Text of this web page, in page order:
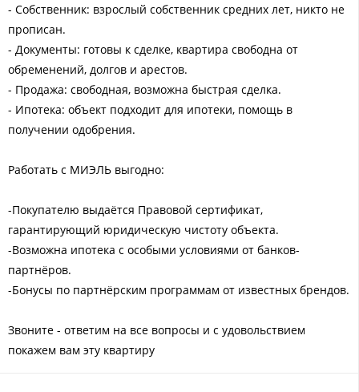
- Собственник: взрослый собственник средних лет, никто не
прописан.
- Документы: готовы к сделке, квартира свободна от
обременений, долгов и арестов.
- Продажа: свободная, возможна быстрая сделка.
- Ипотека: объект подходит для ипотеки, помощь в
получении одобрения.
Работать с МИЭЛЬ выгодно:
-Покупателю выдаётся Правовой сертификат,
гарантирующий юридическую чистоту объекта.
-Возможна ипотека с особыми условиями от банков-
партнёров.
-Бонусы по партнёрским программам от известных брендов.
Звоните - ответим на все вопросы и с удовольствием
покажем вам эту квартиру